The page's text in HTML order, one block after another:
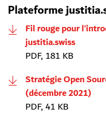
Plateforme
Fil rouge pour
justitia.swiss
PDF, 181 KB
Stratégie Open
(décembre 2021)
PDF, 41 KB